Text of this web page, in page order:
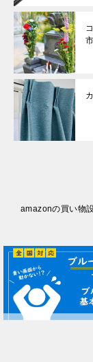
市
ナ
ビ
ゲ
ー
amazonの買い物